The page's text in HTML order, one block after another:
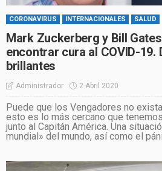
CORONAVIRUS INTERNACIONALES SALUD
Mark Zuckerberg y Bill
encontrar cura al COVID-19.
brillantes
Administrador 2 Abril 2020
Puede que los Vengadores no
esto es lo más cercano que
junto al Capitán América. Una
mundial» del mundo, así como el